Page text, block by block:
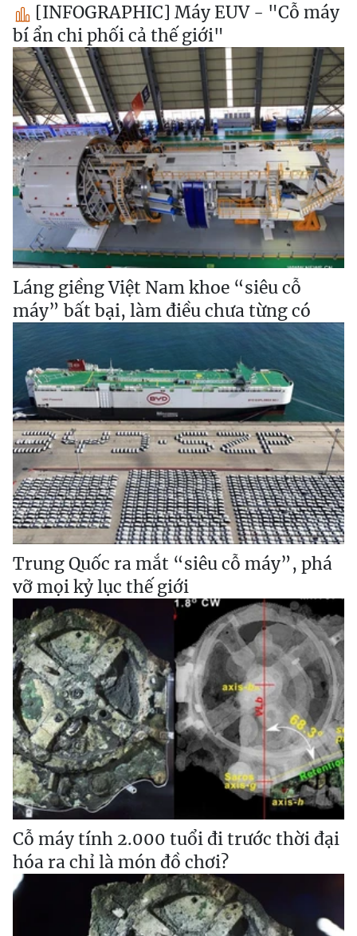
[INFOGRAPHIC] Máy EUV - "Cỗ máy
bí ẩn chi phối cả thế giới"
Láng giềng Việt Nam khoe “siêu cỗ
máy” bất bại, làm điều chưa từng có
Trung Quốc ra mắt “siêu cỗ máy”, phá
vỡ mọi kỷ lục thế giới
Cỗ máy tính 2.000 tuổi đi trước thời đại
hóa ra chỉ là món đồ chơi?